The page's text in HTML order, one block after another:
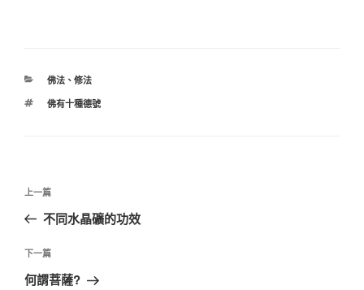
分
佛法、 修法
標
佛有十種德號
文
導
覽
上
一
文
章
上一篇
不同水晶礦的功效
下
一
下一篇
何謂菩薩?